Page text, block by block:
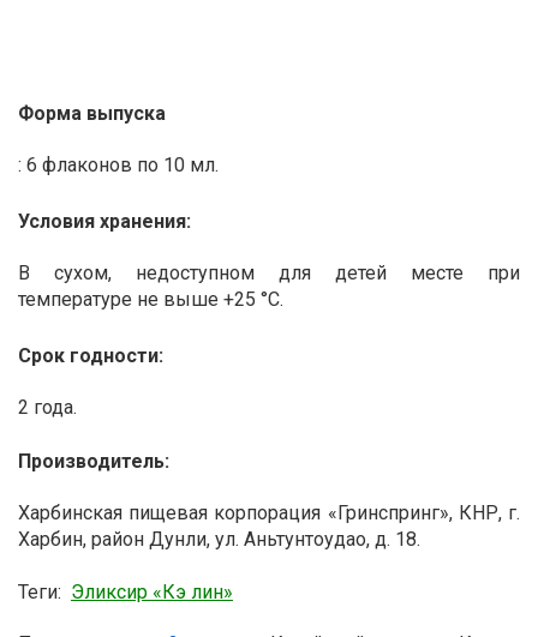
Форма выпуска
: 6 флаконов по 10 мл.
Условия хранения:
В сухом, недоступном для детей месте при
температуре не выше +25 °С.
Срок годности:
2 года.
Производитель:
Харбинская пищевая корпорация «Гринспринг», КНР, г.
Харбин, район Дунли, ул. Аньтунтоудао, д. 18.
Теги: Эликсир «Кэ лин»